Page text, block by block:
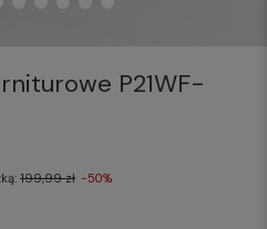
P21WF-
199,99 zł -50%